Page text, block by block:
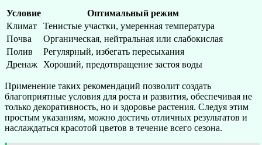
Условие
Оптимальный режим
Климат
Тенистые участки, умеренная температура
Почва
Органическая, нейтральная или слабокислая
Полив
Регулярный, избегать пересыхания
Дренаж Хороший, предотвращение застоя воды
Применение таких рекомендаций позволит создать
благоприятные условия для роста и развития, обеспечивая не
только декоративность, но и здоровье растения. Следуя этим
простым указаниям, можно достичь отличных результатов и
наслаждаться красотой цветов в течение всего сезона.